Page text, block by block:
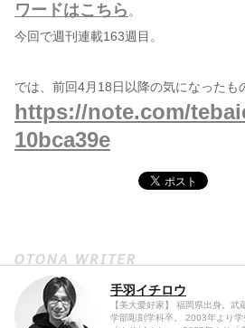
ワードはこちら。
今回で週刊連載163週目。
では、前回4月18日以降の気になったも
https://note.com/
10bca39e
手羽イチロウ
【美大愛好家】 福岡県出身。武
学部彫刻学科卒。 2003年より学